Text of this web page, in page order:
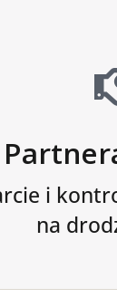
i
na